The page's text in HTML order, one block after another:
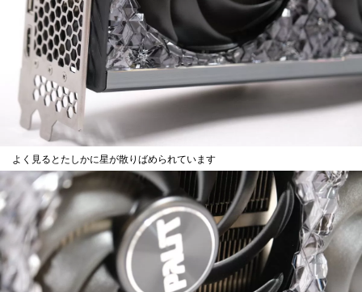
よく見るとたしかに星が散りばめられています